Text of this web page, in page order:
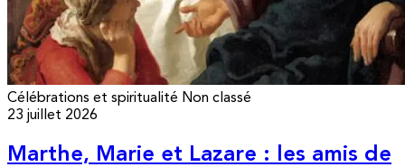
Célébrations et spiritualité Non classé
23 juillet 2026
Marthe, Marie et Lazare : les amis de